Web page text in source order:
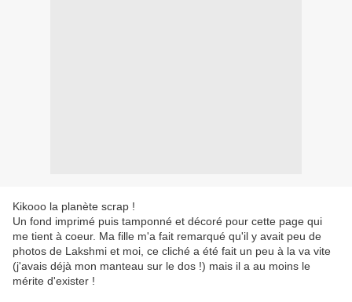
Kikooo la planète scrap !
Un fond imprimé puis tamponné et décoré pour cette page qui
me tient à coeur. Ma fille m'a fait remarqué qu'il y avait peu de
photos de Lakshmi et moi, ce cliché a été fait un peu à la va vite
(j'avais déjà mon manteau sur le dos !) mais il a au moins le
mérite d'exister !